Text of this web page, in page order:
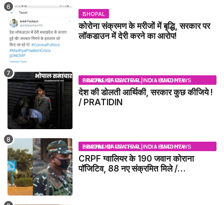
BHOPAL
कोरोना संक्रमण के मरीजों में बृद्धि, सरकार पर
लॉकडाउन में देरी करने का आरोप!
BHOPAL SAMACHAR | NO 1 HINDI NEWS PORTAL OF CENTRAL INDIA (MADHYA PRADESH)
देश की डोलती आर्थिकी, सरकार कुछ कीजिये !
/ PRATIDIN
BHOPAL SAMACHAR | NO 1 HINDI NEWS PORTAL OF CENTRAL INDIA (MADHYA PRADESH)
CRPF ग्वालियर के 190 जवान कोराना
पॉजिटिव, 88 नए संक्रमित मिले /